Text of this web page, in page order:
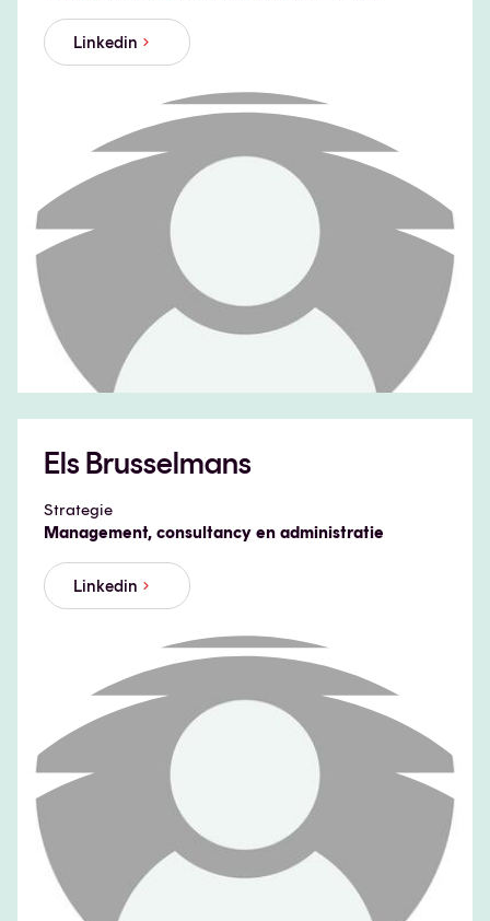
Linkedin
Els Brusselmans
Strategie
Management, consultancy en administratie
Linkedin